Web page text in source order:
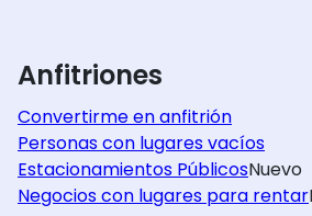
Anfitriones
Convertirme en anfitrión
Personas con lugares vacíos
Estacionamientos PúblicosNuevo
Negocios con lugares para rentar